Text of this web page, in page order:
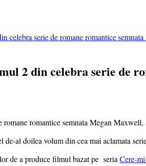
celebra serie de romane romantice
2 din celebra serie de
al doilea volum din cea mai aclamata
de a produce filmul bazat pe seriaCere-